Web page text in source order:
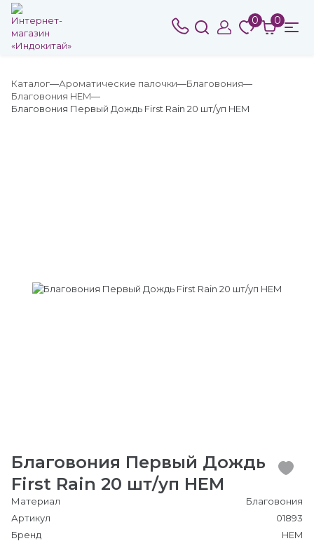
0 0
Каталог Ароматические палочки
Благовония
Благовония HEM
Благовония Первый Дождь First Rain 20 шт/уп HEM
Благовония Первый Дождь
First Rain 20 шт/уп HEM
Материал
Благовония
Артикул
01893
Бренд
HEM